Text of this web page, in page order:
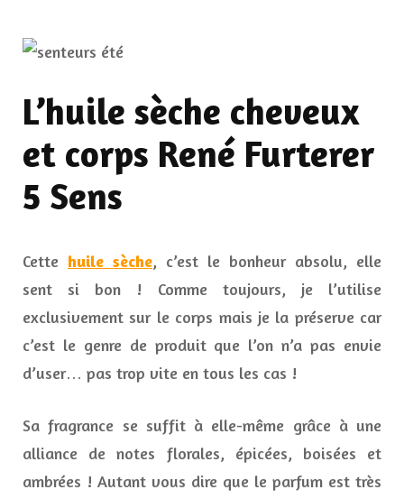
L’huile sèche cheveux
et corps René Furterer
5 Sens
Cette huile sèche, c’est le bonheur absolu, elle
sent si bon ! Comme toujours, je l’utilise
exclusivement sur le corps mais je la préserve car
c’est le genre de produit que l’on n’a pas envie
d’user… pas trop vite en tous les cas !
Sa fragrance se suffit à elle-même grâce à une
alliance de notes florales, épicées, boisées et
ambrées ! Autant vous dire que le parfum est très